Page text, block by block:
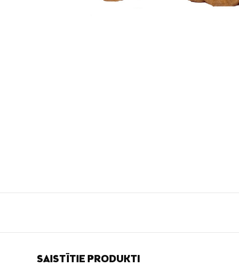
SAISTĪTIE PRODUKTI